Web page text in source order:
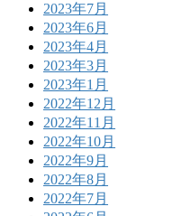
2023年7月
2023年6月
2023年4月
2023年3月
2023年1月
2022年12月
2022年11月
2022年10月
2022年9月
2022年8月
2022年7月